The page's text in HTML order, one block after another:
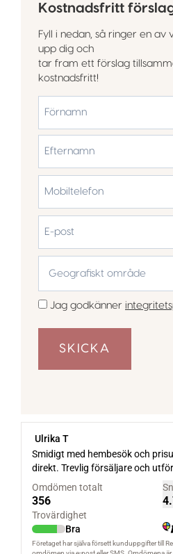
Kostnadsfritt
Fyll i nedan, så ringer en
upp dig och
tar fram ett förslag
kostnadsfritt!
Förnamn
Efternamn
post
område
*
Samtycke
Jag godkänner